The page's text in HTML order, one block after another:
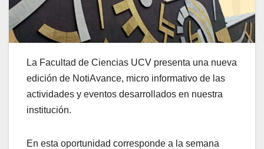
La Facultad de Ciencias UCV presenta una nueva
edición de NotiAvance, micro informativo de las
actividades y eventos desarrollados en nuestra
institución.
En esta oportunidad corresponde a la semana